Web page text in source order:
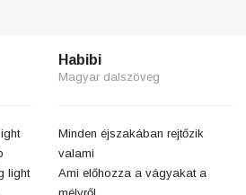
light
Habibi
Magyar dalszöveg
Minden éjszakában rejtőzik
valami
Ami előhozza a vágyakat a